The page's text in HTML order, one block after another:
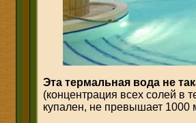
Эта термальная вода не
(концентрация всех солей в
купален, не превышает 1000